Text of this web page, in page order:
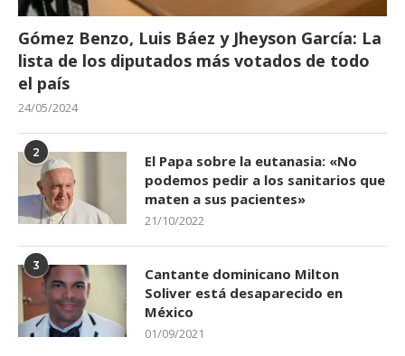
Gómez Benzo, Luis Báez y Jheyson García: La
lista de los diputados más votados de todo
el país
24/05/2024
2
El Papa sobre la eutanasia: «No
podemos pedir a los sanitarios que
maten a sus pacientes»
21/10/2022
3
Cantante dominicano Milton
Soliver está desaparecido en
México
01/09/2021